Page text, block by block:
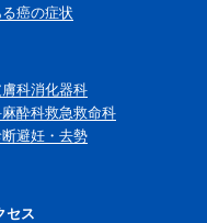
癌の症状
膚科消化器科
麻酔科救急救命科
断避妊・去勢
セス